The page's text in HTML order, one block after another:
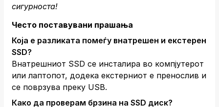
сигурноста!
Често поставувани прашања
Која е разликата помеѓу внатрешен и екстерен
SSD?
Внатрешниот SSD се инсталира во компјутерот
или лаптопот, додека екстерниот е пренослив и
се поврзува преку USB.
Како да проверам брзина на SSD диск?